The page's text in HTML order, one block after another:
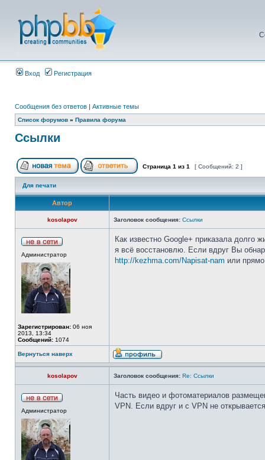
Вход Регистрация
Сообщения без ответов | Активные темы
Список форумов » Правила форума
Ссылки
Страница 1 из 1 [ Сообщений: 2 ]
Для печати
Автор
kosolapov Заголовок сообщения: Ссылки
Администратор
Зарегистрирован: 06 ноя
2013, 13:34
Сообщений: 1074
Как известно Google+ приказала долго
я всё восстановлю. Если вдруг Вы
http://kezhma.com/Napisat-nam или
Вернуться наверх
kosolapov Заголовок сообщения: Re: Ссылки
Администратор
Часть видео и фотоматериалов
VPN. Если вдруг и с VPN не